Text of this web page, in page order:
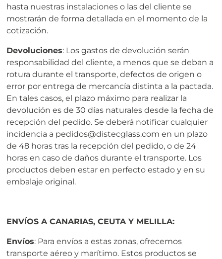
hasta nuestras instalaciones o las del cliente se
mostrarán de forma detallada en el momento de la
cotización.
Devoluciones: Los gastos de devolución serán
responsabilidad del cliente, a menos que se deban a
rotura durante el transporte, defectos de origen o
error por entrega de mercancía distinta a la pactada.
En tales casos, el plazo máximo para realizar la
devolución es de 30 días naturales desde la fecha de
recepción del pedido. Se deberá notificar cualquier
incidencia a pedidos@distecglass.com en un plazo
de 48 horas tras la recepción del pedido, o de 24
horas en caso de daños durante el transporte. Los
productos deben estar en perfecto estado y en su
embalaje original.
ENVÍOS A CANARIAS, CEUTA Y MELILLA:
Envíos: Para envíos a estas zonas, ofrecemos
transporte aéreo y marítimo. Estos productos se